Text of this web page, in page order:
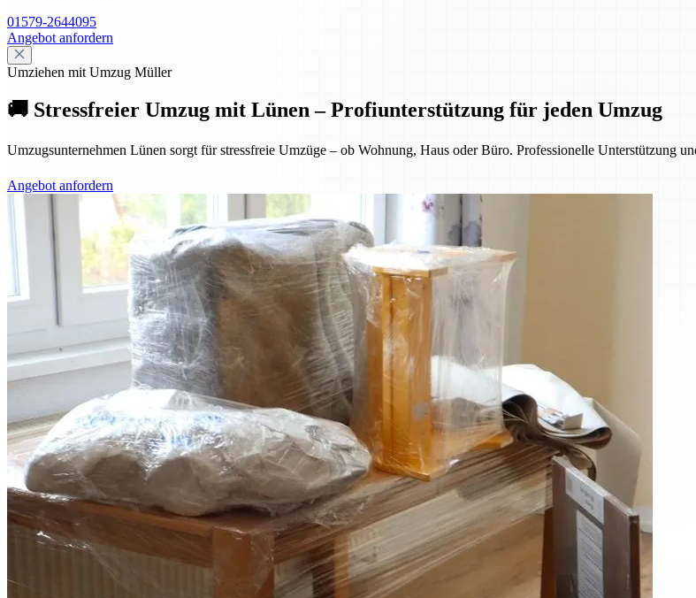
01579-2644095
Angebot anfordern
Umziehen mit Umzug Müller
🚚 Stressfreier Umzug mit Lünen – Profiunterstützung für jeden Umzug
Umzugsunternehmen Lünen sorgt für stressfreie Umzüge – ob Wohnung, Haus oder Büro. Professionelle Unterstützung
Angebot anfordern